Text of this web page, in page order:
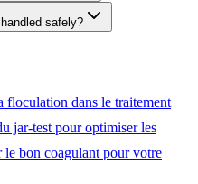
safely?
floculation dans le traitement
jar-test pour optimiser les
le bon coagulant pour votre